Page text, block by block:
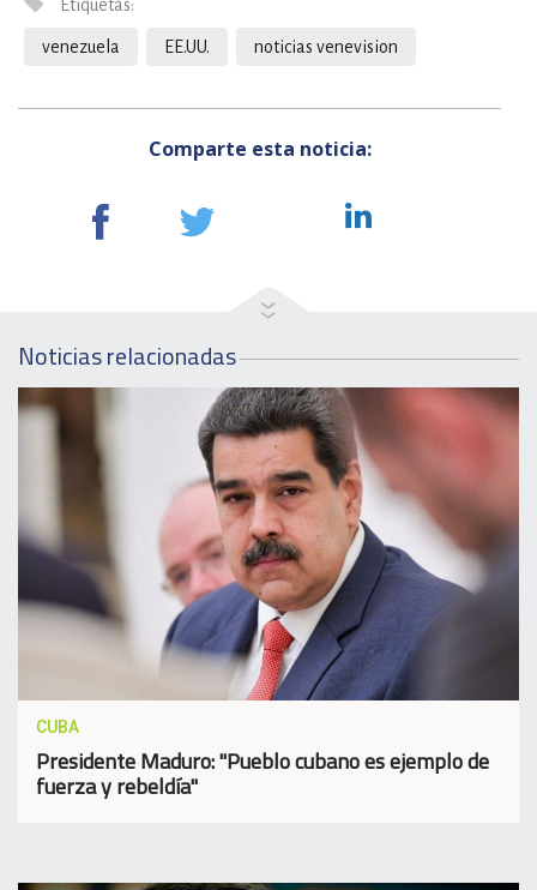
Etiquetas:
venezuela EE.UU. noticias venevision
Comparte esta noticia:
Noticias relacionadas
CUBA
Presidente Maduro: "Pueblo cubano es ejemplo de
fuerza y rebeldía"